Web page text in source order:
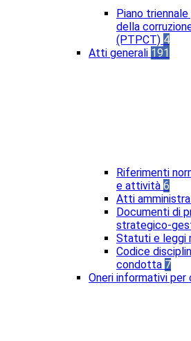
Piano
della
(PTPCT) 4
Atti generali 191
Riferimenti
e attività 6
Atti
Documenti di
strategico-
Statuti e leggi
Codice
condotta 7
Oneri informativi